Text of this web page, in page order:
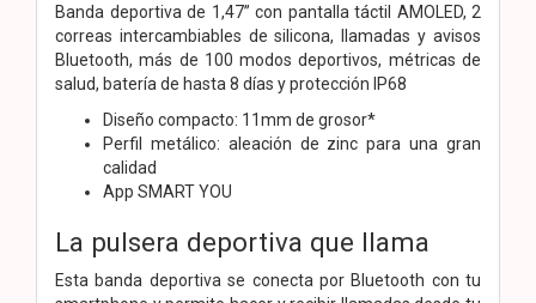
Banda deportiva de 1,47” con pantalla táctil AMOLED, 2
correas intercambiables de silicona, llamadas y avisos
Bluetooth, más de 100 modos deportivos, métricas de
salud, batería de hasta 8 días y protección IP68
Diseño compacto: 11mm de grosor*
Perfil metálico: aleación de zinc para una gran
calidad
App SMART YOU
La pulsera deportiva que llama
Esta banda deportiva se conecta por Bluetooth con tu